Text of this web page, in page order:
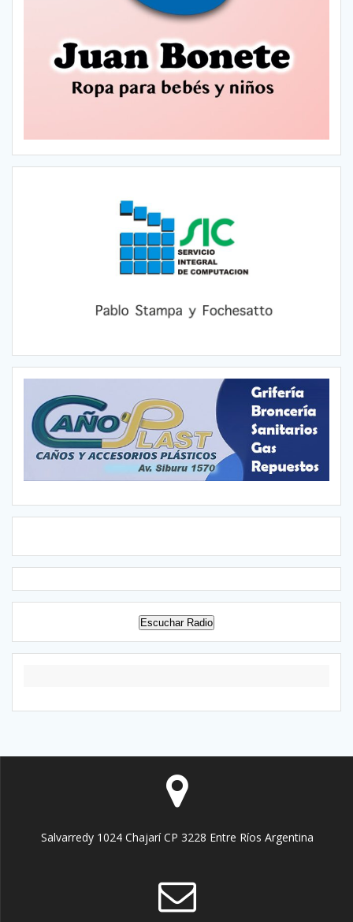
Escuchar Radio
Salvarredy 1024 Chajarí CP 3228 Entre Ríos Argentina